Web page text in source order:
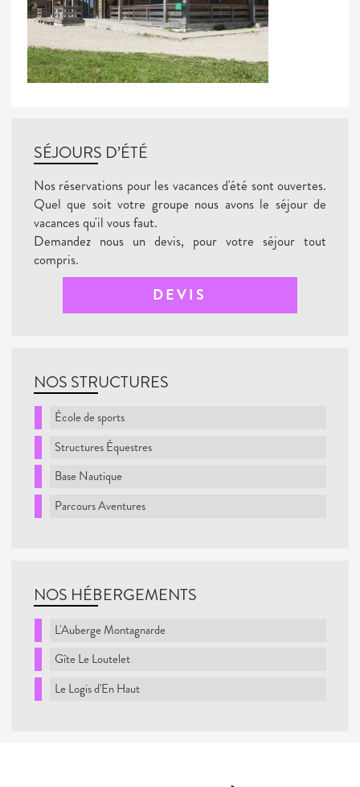
SÉJOURS D’ÉTÉ
Nos réservations pour les vacances d'été sont ouvertes.
Quel que soit votre groupe nous avons le séjour de
vacances qu'il vous faut.
Demandez nous un devis, pour votre séjour tout
compris.
DEVIS
NOS STRUCTURES
École de sports
Structures Équestres
Base Nautique
Parcours Aventures
NOS HÉBERGEMENTS
L'Auberge Montagnarde
Gîte Le Loutelet
Le Logis d'En Haut